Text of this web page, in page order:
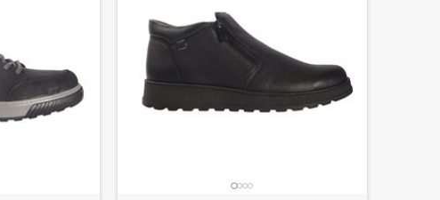
до кісточки, а носок обов'язково звужений.